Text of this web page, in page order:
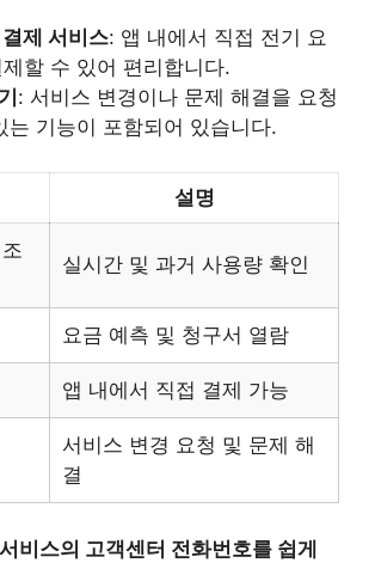
제 서비스: 앱 내에서 직접 전기 요
할 수 있어 편리합니다.
: 서비스 변경이나 문제 해결을 요청
는 기능이 포함되어 있습니다.
설명
실시간 및 과거 사용량 확인
요금 예측 및 청구서 열람
앱 내에서 직접 결제 가능
서비스 변경 요청 및 문제 해
결
비스의 고객센터 전화번호를 쉽게